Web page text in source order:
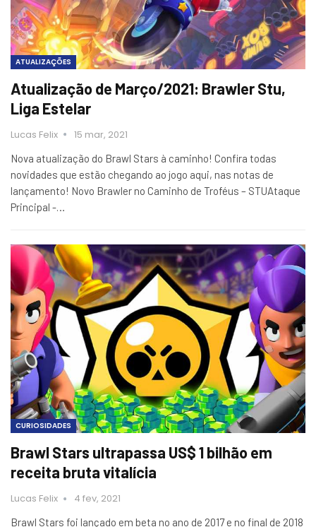
ATUALIZAÇÕES
Atualização de Março/2021: Brawler Stu,
Liga Estelar
Lucas Felix 15 mar, 2021
Nova atualização do Brawl Stars à caminho! Confira todas
novidades que estão chegando ao jogo aqui, nas notas de
lançamento! Novo Brawler no Caminho de Troféus – STUAtaque
Principal -…
CURIOSIDADES
Brawl Stars ultrapassa US$ 1 bilhão em
receita bruta vitalícia
Lucas Felix 4 fev, 2021
Brawl Stars foi lançado em beta no ano de 2017 e no final de 2018